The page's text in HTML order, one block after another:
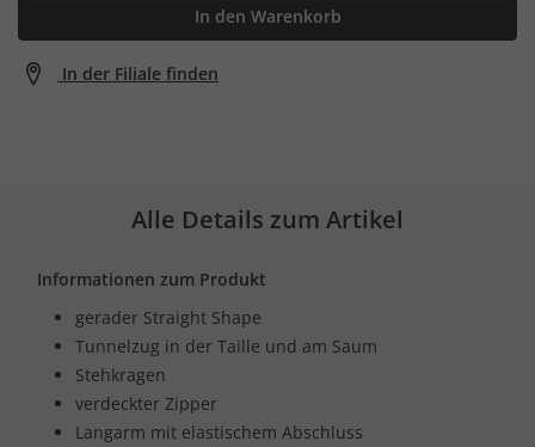
In den Warenkorb
In der Filiale finden
Alle Details zum Artikel
Informationen zum Produkt
gerader Straight Shape
Tunnelzug in der Taille und am Saum
Stehkragen
verdeckter Zipper
Langarm mit elastischem Abschluss